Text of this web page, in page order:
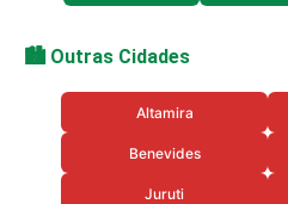
🏙️ Outras Cidades
Altamira
Benevides
Juruti